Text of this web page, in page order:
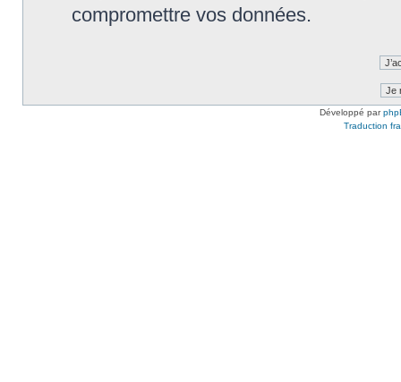
compromettre vos données.
Développé par
Traduction